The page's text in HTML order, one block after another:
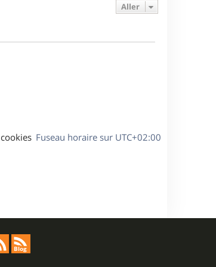
Aller
Fuseau horaire sur UTC+02:00